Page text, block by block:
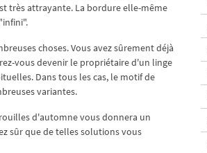
très attrayante. La bordure elle-même
choses. Vous avez sûrement déjà
vous devenir le propriétaire d'un linge
Dans tous les cas, le motif de
variantes.
d'automne vous donnera un
sûr que de telles solutions vous